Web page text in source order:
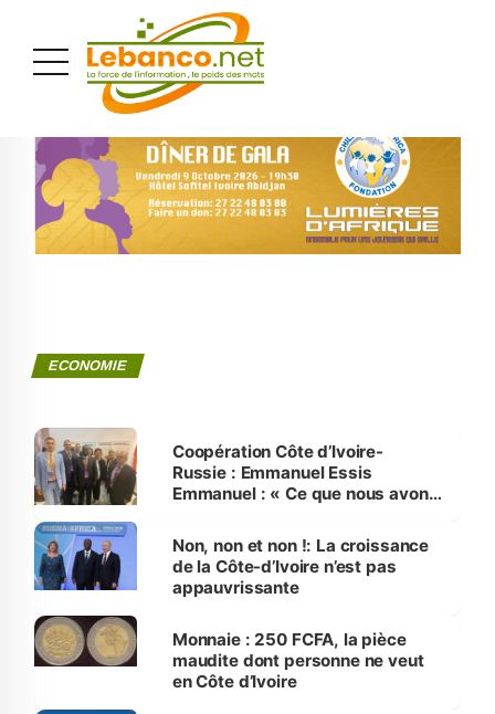
ECONOMIE
Coopération Côte d’Ivoire-
Russie : Emmanuel Essis
Emmanuel : « Ce que nous avons
russes »
Non, non et non !: La croissance
de la Côte-d’Ivoire n’est pas
appauvrissante
Monnaie : 250 FCFA, la pièce
maudite dont personne ne veut
en Côte d’Ivoire